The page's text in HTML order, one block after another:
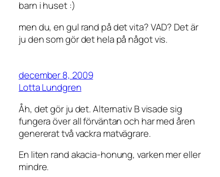
barn i huset :)
men du, en gul rand på det vita? VAD? Det är
ju den som gör det hela på något vis.
december 8, 2009
Lotta Lundgren
Åh, det gör ju det. Alternativ B visade sig
fungera över all förväntan och har med åren
genererat två vackra matvägrare.
En liten rand akacia-honung, varken mer eller
mindre.